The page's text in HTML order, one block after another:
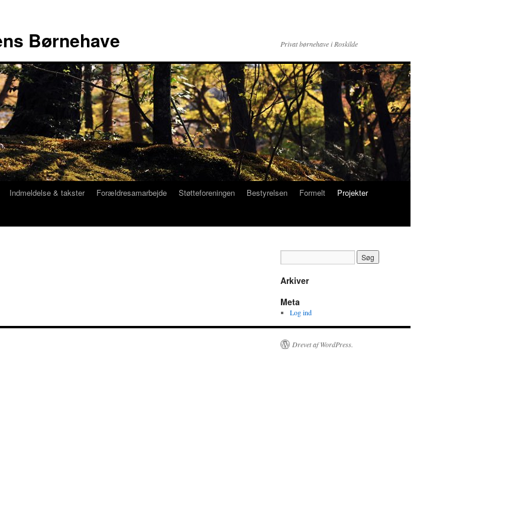
Børnehave Privat børnehave i Roskilde
Indmeldelse & takster Forældresamarbejde Støtteforeningen Bestyrelsen Formelt
Projekter
Arkiver
Meta
Log ind
Drevet af WordPress.